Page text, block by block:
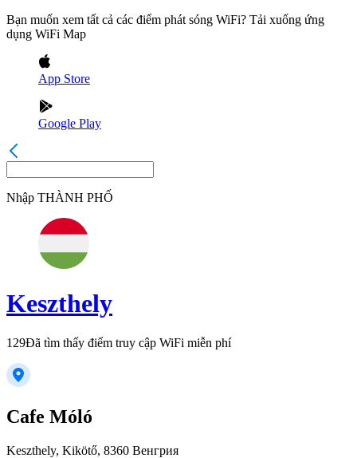
Bạn muốn xem tất cả các điểm phát sóng WiFi? Tải xuống ứng
dụng WiFi Map
App Store
Google Play
Nhập THÀNH PHỐ
Keszthely
129Đã tìm thấy điểm truy cập WiFi miễn phí
Cafe Móló
Keszthely, Kikötő, 8360 Венгрия